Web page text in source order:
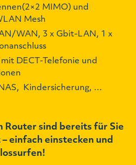
MIMO) und
Mesh
WAN, 3 x Gbit-LAN, 1 x
DECT-Telefonie und
Kindersicherung, …
Router sind bereits für Sie
einfach einstecken und
lossurfen!